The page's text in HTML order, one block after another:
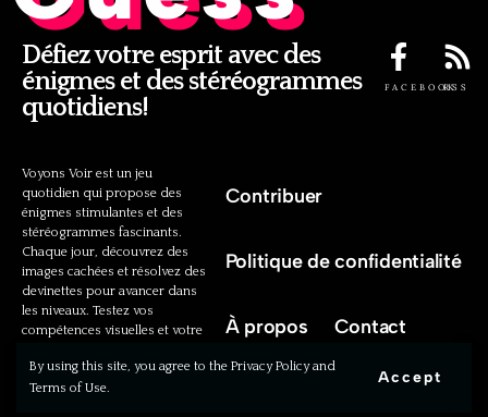
By using this site, you agree to the Privacy Policy and
Terms of Use.
Accept
Défiez votre esprit avec des
énigmes et des stéréogrammes
quotidiens!
FACEBOOKRSS
Voyons Voir est un jeu
quotidien qui propose des
énigmes stimulantes et des
stéréogrammes fascinants.
Chaque jour, découvrez des
images cachées et résolvez des
devinettes pour avancer dans
les niveaux. Testez vos
compétences visuelles et votre
défis uniques!
Contribuer
Politique de confidentialité
À propos Contact